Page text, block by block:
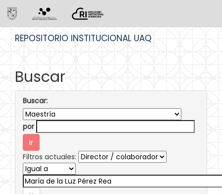
REPOSITORIO INSTITUCIONAL UAQ
Buscar
Buscar:
por
Filtros actuales: